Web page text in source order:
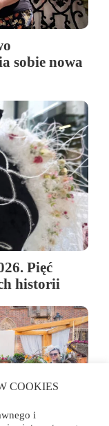
sobie nowa
Pięć
historii
COOKIES
i